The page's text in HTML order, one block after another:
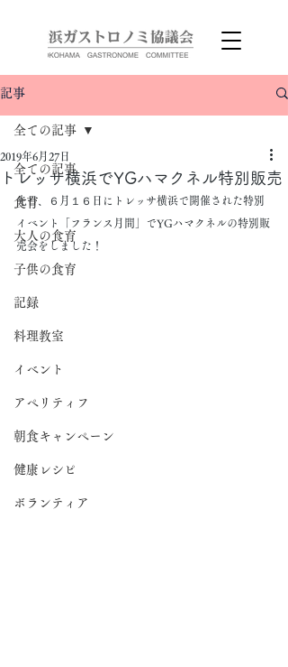
記事
全ての記事
食育
大人の食育
子供の食育
記録
料理教室
イベント
アペリティフ
朝食キャンペーン
健康レシピ
ボランティア
全ての記事
トレッサ横浜でYGハマクネル特別販売
2019年6月27日
先日、６月１６日にトレッサ横浜で開催された特別
イベント「フランス月間」でYGハマクネルの特別販
売会をしました！